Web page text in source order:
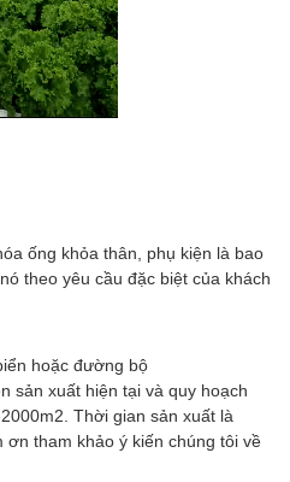
ống khỏa thân, phụ kiện là bao
theo yêu cầu đặc biệt của khách
hoặc đường bộ
sản xuất hiện tại và quy hoạch
Thời gian sản xuất là
ơn tham khảo ý kiến chúng tôi về